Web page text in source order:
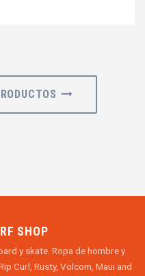
SHOP
y skate. Ropa de hombre y
Curl, Rusty, Volcom, Maui and